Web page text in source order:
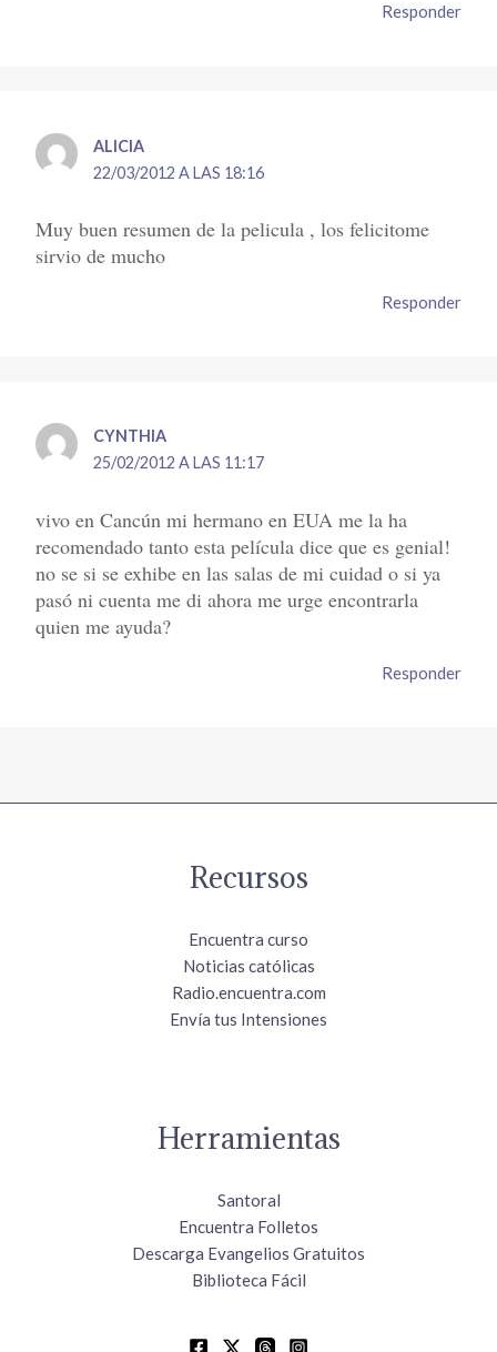
Responder
ALICIA
22/03/2012 A LAS 18:16
Muy buen resumen de la pelicula , los felicitome
sirvio de mucho
Responder
CYNTHIA
25/02/2012 A LAS 11:17
vivo en Cancún mi hermano en EUA me la ha
recomendado tanto esta película dice que es genial!
no se si se exhibe en las salas de mi cuidad o si ya
pasó ni cuenta me di ahora me urge encontrarla
quien me ayuda?
Responder
Recursos
Encuentra curso
Noticias católicas
Radio.encuentra.com
Envía tus Intensiones
Herramientas
Santoral
Encuentra Folletos
Descarga Evangelios Gratuitos
Biblioteca Fácil